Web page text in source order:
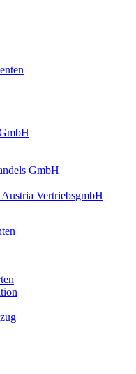
GmbH
VertriebsgmbH